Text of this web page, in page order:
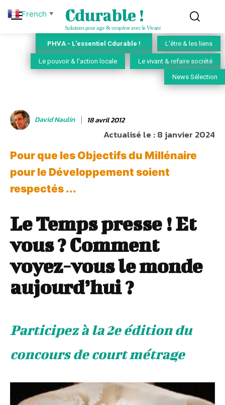
Cdurable !
Solutions pour agir & coopérer avec le Vivant
PHVA - L'essentiel Cdurable ! L'être & les liens
Le pouvoir & l'action locale Le vivant & refaire société
News Sélection
David Naulin 18 avril 2012
Actualisé le :8 janvier 2024
Pour que les Objectifs du Millénaire
pour le Développement soient
respectés ...
Le Temps presse ! Et
vous ? Comment
voyez-vous le monde
aujourd’hui ?
Participez à la 2e édition du
concours de court métrage
French ▼